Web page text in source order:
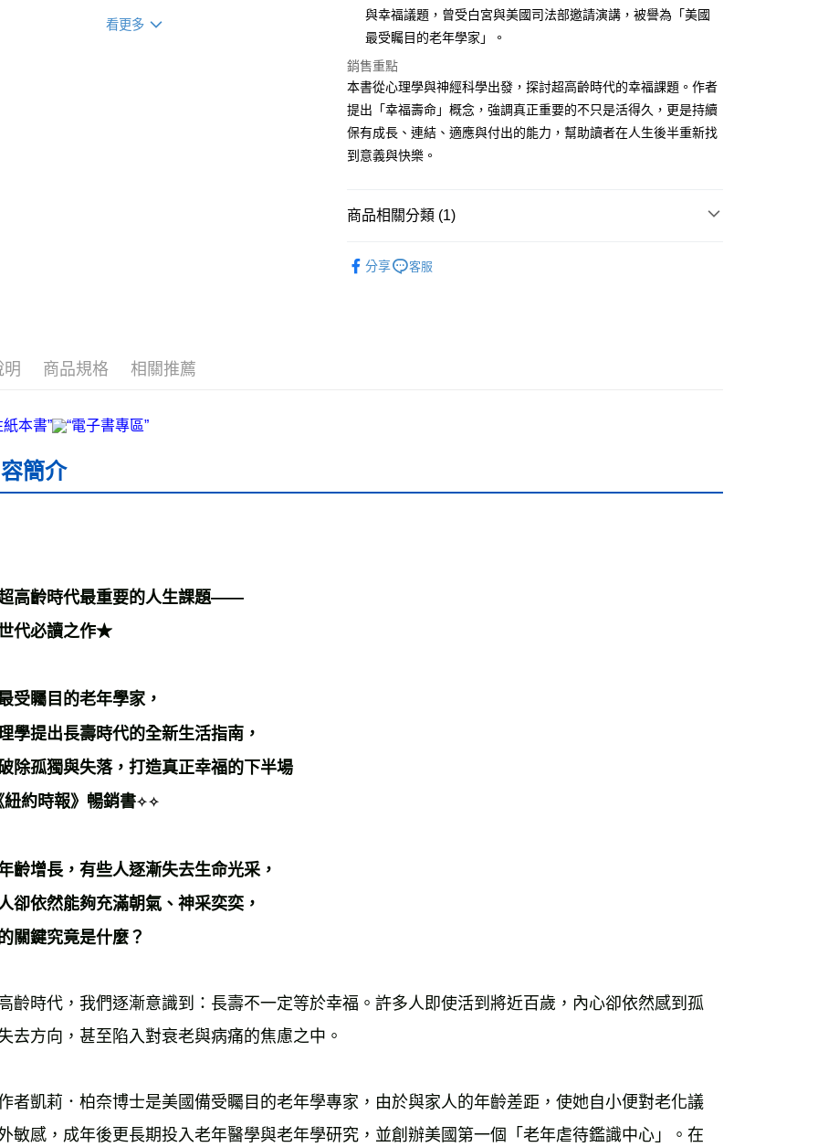
看更多
悠遊付
ATM付款
運送方式
宅配
每筆NT$70，滿NT$799(含以上)免運費
免運費
免運費
與幸福議題，曾受白宮與美國司法部邀請演講，被譽為「美國
最受矚目的老年學家」。
銷售重點
本書從心理學與神經科學出發，探討超高齡時代的幸福課題。作者
提出「幸福壽命」概念，強調真正重要的不只是活得久，更是持續
保有成長、連結、適應與付出的能力，幫助讀者在人生後半重新找
到意義與快樂。
商品相關分類 (1)
分享
客服
明 商品規格 相關推薦
簡介
齡時代最重要的人生課題——
代必讀之作★
受矚目的老年學家，
學提出長壽時代的全新生活指南，
除孤獨與失落，打造真正幸福的下半場
紐約時報》暢銷書✧✧
齡增長，有些人逐漸失去生命光采，
卻依然能夠充滿朝氣、神采奕奕，
關鍵究竟是什麼？
齡時代，我們逐漸意識到：長壽不一定等於幸福。許多人即使活到將近百歲，內心卻依然感到孤
者凱莉．柏奈博士是美國備受矚目的老年學專家，由於與家人的年齡差距，使她自小便對老化議
敏感，成年後更長期投入老年醫學與老年學研究，並創辦美國第一個「老年虐待鑑識中心」。在